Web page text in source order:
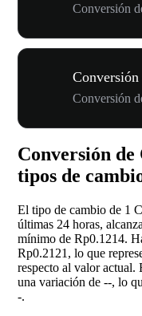
Conversión
Conversión
Conversión
tipos de
El tipo de cambio de 1
últimas 24 horas,
mínimo de Rp0.1214.
Rp0.2121, lo que
respecto al valor
una variación de --, lo
-.